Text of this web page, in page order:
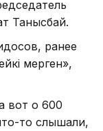
Танысбай.
ранее
мерген»,
вот о 600
то слышали,